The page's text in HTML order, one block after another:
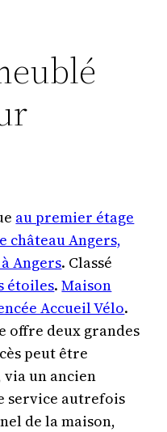
au premier étage
château Angers,
Angers. Classé
étoiles.Maison
Accueil Vélo.
offre deux grandes
peut être
un ancien
service autrefois
de la maison,